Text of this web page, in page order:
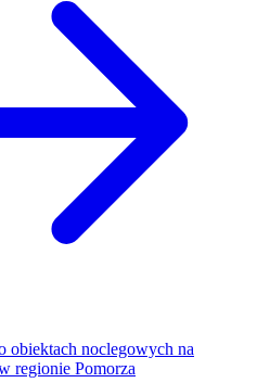
obiektach noclegowych na
regionie Pomorza